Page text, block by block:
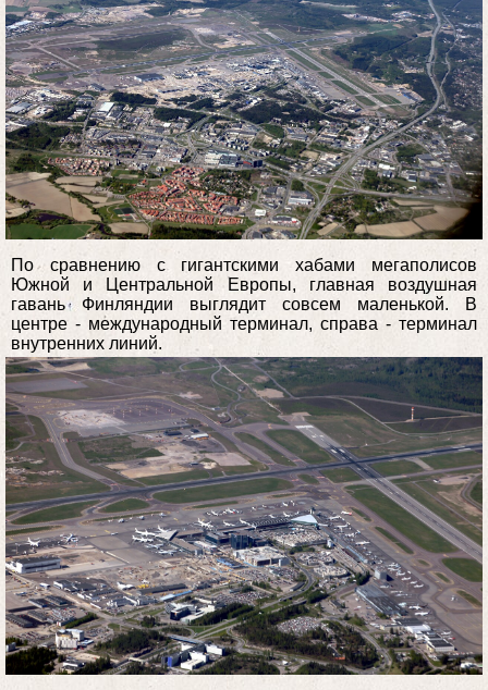
По сравнению с гигантскими хабами мегаполисов
Южной и Центральной Европы, главная воздушная
гавань Финляндии выглядит совсем маленькой. В
центре - международный терминал, справа - терминал
внутренних линий.